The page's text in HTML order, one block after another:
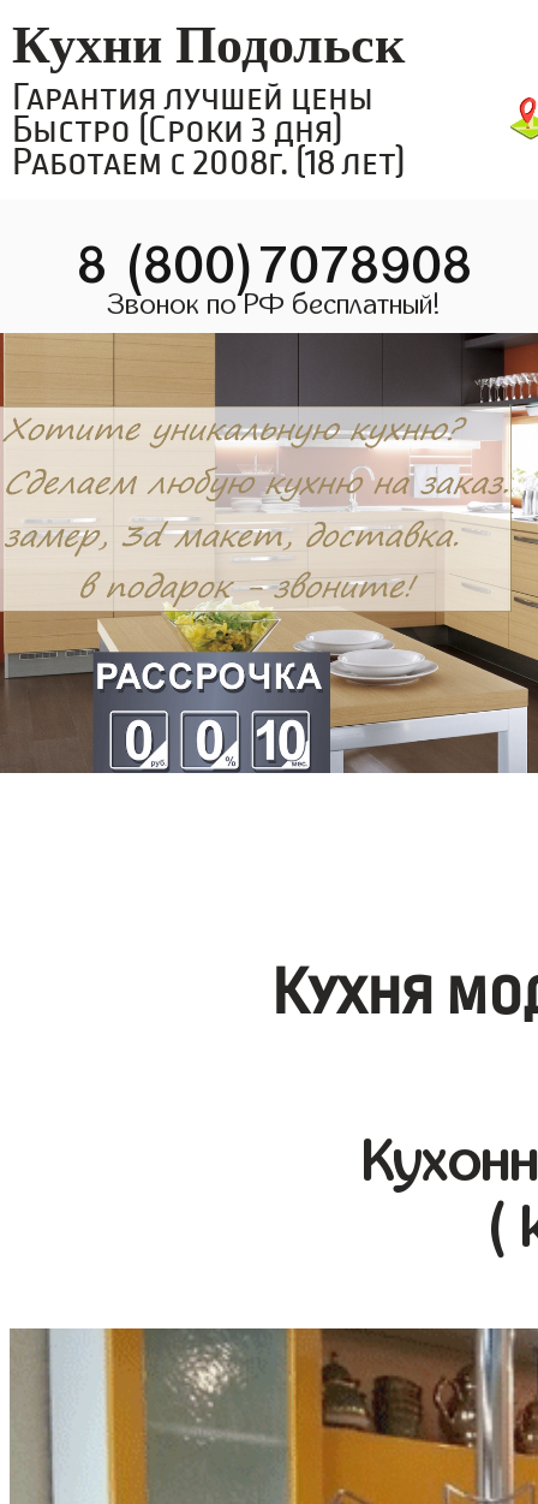
Кухни Подольск
Гарантия лучшей цены
Быстро (Сроки 3 дня)
Работаем с 2008г. (18 лет)
8 (800)7078908
Звонок по РФ бесплатный!
Кухня
(